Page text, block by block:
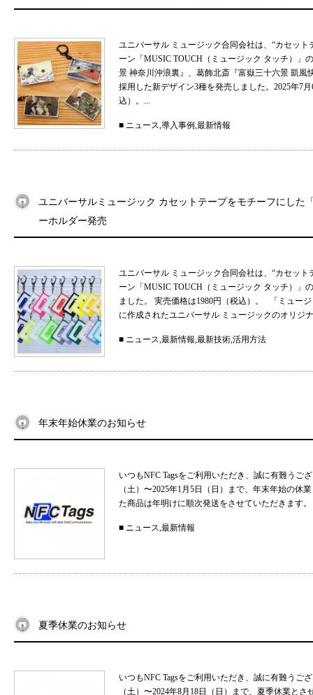
ユニバーサル ミュージック合同会社は、“カセッ
ーン「MUSIC TOUCH（ミュージック タッチ）」
景 神奈川沖浪裏』、葛飾北斎『富嶽三十六景 凱
採用した新デザイン3種を発売しました。2025年7
込）。...
■ ニュース,導入事例,最新情報
ユニバーサルミュージック カセットテープをモチーフにした
ーホルダー発売
ユニバーサル ミュージック合同会社は、“カセッ
ーン「MUSIC TOUCH（ミュージック タッチ）」
ました。 実売価格は1980円（税込）。 「ミュー
に作成されたユニバーサル ミュージックのオリジ
■ ニュース,最新情報,最新技術,活用方法
年末年始休業のお知らせ
いつもNFC Tagsをご利用いただき、誠に有難う
（土）〜2025年1月5日（日）まで、年末年始の
た商品は年明けに順次発送をさせていただきま
■ ニュース,最新情報
夏季休業のお知らせ
いつもNFC Tagsをご利用いただき、誠に有難う
（土）〜2024年8月18日（日）まで、夏季休業と